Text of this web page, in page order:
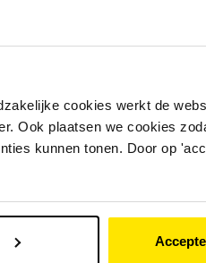
cookies werkt de
Ook plaatsen we cookies
kunnen tonen. Door op
en repareren
fietsen.
zodat je snel weer verder
onnodig slijten.
weer alle functies kunt